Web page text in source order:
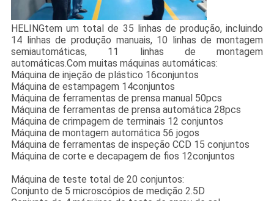
HELINGtem um total de 35 linhas de produção, incluindo
14 linhas de produção manuais, 10 linhas de montagem
semiautomáticas, 11 linhas de montagem
automáticas.Com muitas máquinas automáticas:
Máquina de injeção de plástico 16conjuntos
Máquina de estampagem 14conjuntos
Máquina de ferramentas de prensa manual 50pcs
Máquina de ferramentas de prensa automática 28pcs
Máquina de crimpagem de terminais 12 conjuntos
Máquina de montagem automática 56 jogos
Máquina de ferramentas de inspeção CCD 15 conjuntos
Máquina de corte e decapagem de fios 12conjuntos
Máquina de teste total de 20 conjuntos:
Conjunto de 5 microscópios de medição 2.5D